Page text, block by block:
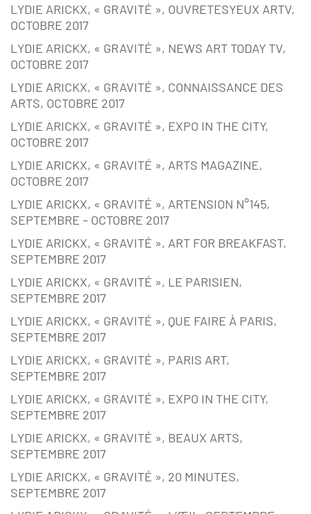
LYDIE ARICKX, « GRAVITÉ », OUVRETESYEUX ARTV,
OCTOBRE 2017
LYDIE ARICKX, « GRAVITÉ », NEWS ART TODAY TV,
OCTOBRE 2017
LYDIE ARICKX, « GRAVITÉ », CONNAISSANCE DES
ARTS, OCTOBRE 2017
LYDIE ARICKX, « GRAVITÉ », EXPO IN THE CITY,
OCTOBRE 2017
LYDIE ARICKX, « GRAVITÉ », ARTS MAGAZINE,
OCTOBRE 2017
LYDIE ARICKX, « GRAVITÉ », ARTENSION N°145,
SEPTEMBRE – OCTOBRE 2017
LYDIE ARICKX, « GRAVITÉ », ART FOR BREAKFAST,
SEPTEMBRE 2017
LYDIE ARICKX, « GRAVITÉ », LE PARISIEN,
SEPTEMBRE 2017
LYDIE ARICKX, « GRAVITÉ », QUE FAIRE À PARIS,
SEPTEMBRE 2017
LYDIE ARICKX, « GRAVITÉ », PARIS ART,
SEPTEMBRE 2017
LYDIE ARICKX, « GRAVITÉ », EXPO IN THE CITY,
SEPTEMBRE 2017
LYDIE ARICKX, « GRAVITÉ », BEAUX ARTS,
SEPTEMBRE 2017
LYDIE ARICKX, « GRAVITÉ », 20 MINUTES,
SEPTEMBRE 2017